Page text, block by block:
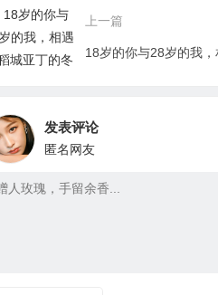
上一篇
18岁的你与28岁的我
发表评论
匿名网友